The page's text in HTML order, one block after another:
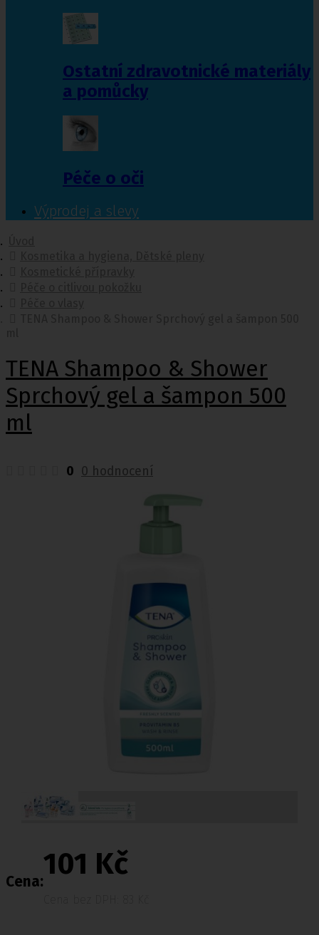
Ostatní zdravotnické materiály
a pomůcky
Péče o oči
Výprodej a slevy
TENA Shampoo & Shower
Sprchový gel a šampon 500
ml
0 0 hodnocení
Cena:
101 Kč